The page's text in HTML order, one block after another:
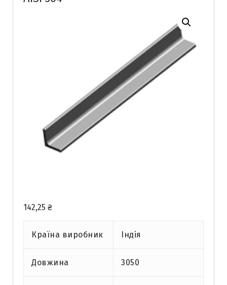
142,25 ₴
Країна виробник Індія
Довжина 3050